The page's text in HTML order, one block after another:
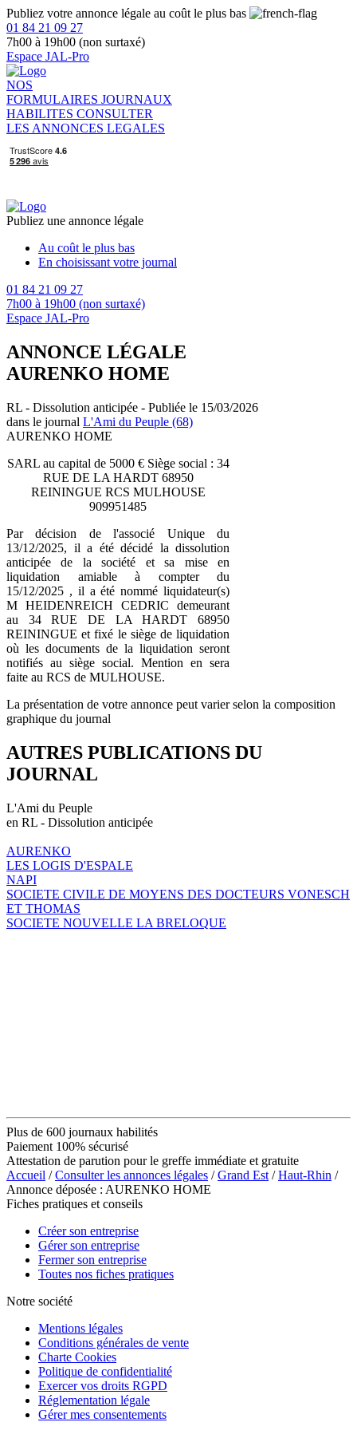
Publiez votre annonce légale au coût le plus bas
01 84 21 09 27
7h00 à 19h00 (non surtaxé)
Espace JAL-Pro
NOS
FORMULAIRES JOURNAUX
HABILITES CONSULTER
LES ANNONCES LEGALES
Publiez une annonce légale
Au coût le plus bas
En choisissant votre journal
01 84 21 09 27
7h00 à 19h00 (non surtaxé)
Espace JAL-Pro
ANNONCE LÉGALE
AURENKO HOME
RL - Dissolution anticipée - Publiée le 15/03/2026
dans le journal L'Ami du Peuple (68)
AURENKO HOME
SARL au capital de 5000 € Siège social : 34
RUE DE LA HARDT 68950
REININGUE RCS MULHOUSE
909951485
Par décision de l'associé Unique du
13/12/2025, il a été décidé la dissolution
anticipée de la société et sa mise en
liquidation amiable à compter du
15/12/2025 , il a été nommé liquidateur(s)
M HEIDENREICH CEDRIC demeurant
au 34 RUE DE LA HARDT 68950
REININGUE et fixé le siège de liquidation
où les documents de la liquidation seront
notifiés au siège social. Mention en sera
faite au RCS de MULHOUSE.
La présentation de votre annonce peut varier selon la composition
graphique du journal
AUTRES PUBLICATIONS DU
JOURNAL
L'Ami du Peuple
en RL - Dissolution anticipée
AURENKO
LES LOGIS D'ESPALE
NAPI
SOCIETE CIVILE DE MOYENS DES DOCTEURS VONESCH
ET THOMAS
SOCIETE NOUVELLE LA BRELOQUE
Plus de 600 journaux habilités
Paiement 100% sécurisé
Attestation de parution pour le greffe immédiate et gratuite
Accueil /Consulter les annonces légales /Grand Est /Haut-Rhin /
Annonce déposée : AURENKO HOME
Fiches pratiques et conseils
Créer son entreprise
Gérer son entreprise
Fermer son entreprise
Toutes nos fiches pratiques
Notre société
Mentions légales
Conditions générales de vente
Charte Cookies
Politique de confidentialité
Exercer vos droits RGPD
Réglementation légale
Gérer mes consentements